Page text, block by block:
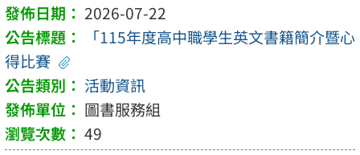
2026-07-22
「115年度高中職學生英文書籍簡介暨心
得比賽
活動資訊
圖書服務組
49